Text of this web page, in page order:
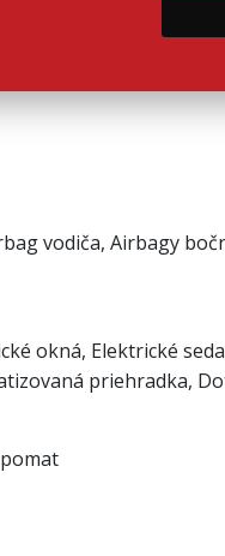
vodiča, Airbagy
okná, Elektrické
priehradka,